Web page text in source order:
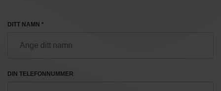
DITT NAMN *
DIN TELEFONNUMMER